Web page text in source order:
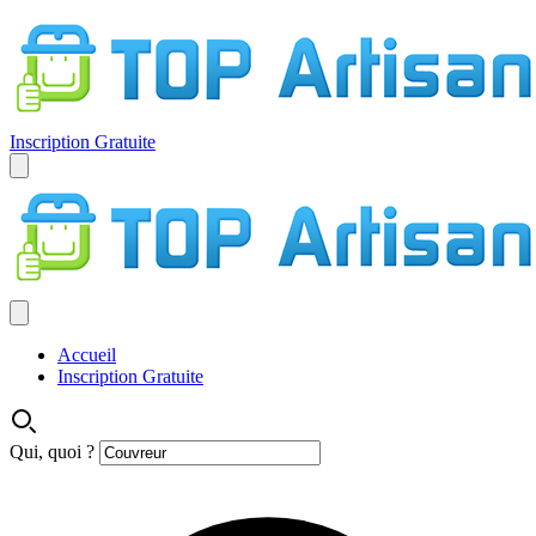
Inscription Gratuite
Accueil
Inscription Gratuite
Qui, quoi ?